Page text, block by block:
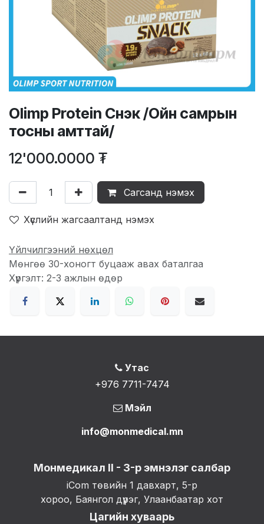
Olimp Protein Снэк /Ойн самрын
тосны амттай/
12'000.0000 ₮
Сагсанд нэмэх
Хүслийн жагсаалтанд нэмэх
Үйлчилгээний нөхцөл
Мөнгөө 30-хоногт буцааж авах баталгаа
Хүргэлт: 2-3 ажлын өдөр
Утас
+976 7711-7474
Мэйл
info@monmedical.mn
Монмедикал II - 3-р эмнэлэг салбар
iCom төвийн 1 давхарт, 5-р
хороо, Баянгол дүүрэг, Улаанбаатар хот
Цагийн хуваарь